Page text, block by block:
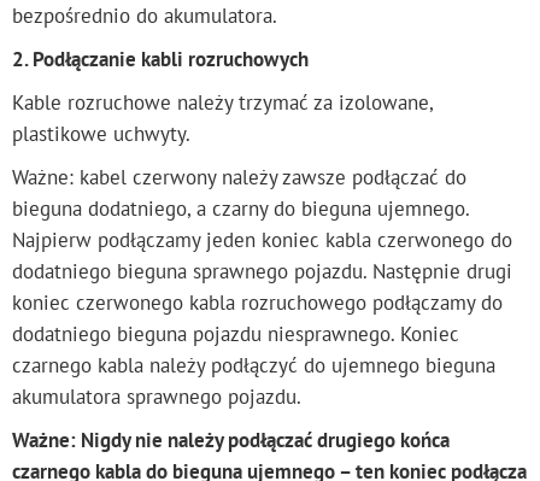
bezpośrednio do akumulatora.
2. Podłączanie kabli rozruchowych
Kable rozruchowe należy trzymać za izolowane,
plastikowe uchwyty.
Ważne: kabel czerwony należy zawsze podłączać do
bieguna dodatniego, a czarny do bieguna ujemnego.
Najpierw podłączamy jeden koniec kabla czerwonego do
dodatniego bieguna sprawnego pojazdu. Następnie drugi
koniec czerwonego kabla rozruchowego podłączamy do
dodatniego bieguna pojazdu niesprawnego. Koniec
czarnego kabla należy podłączyć do ujemnego bieguna
akumulatora sprawnego pojazdu.
Ważne: Nigdy nie należy podłączać drugiego końca
czarnego kabla do bieguna ujemnego – ten koniec podłącza